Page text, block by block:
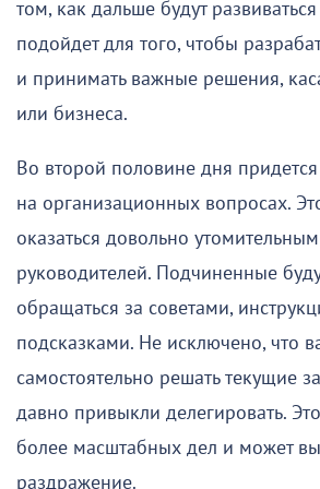
том, как дальше будут
подойдет для того, чтобы
и принимать важные решения,
или бизнеса.
Во второй половине дня придется
на организационных вопросах.
оказаться довольно
руководителей. Подчиненные
обращаться за советами,
подсказками. Не исключено, что
самостоятельно решать текущие
давно привыкли делегировать.
более масштабных дел и может
раздражение.